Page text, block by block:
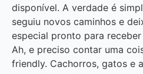
disponível. A verdade é
seguiu novos caminhos e
especial pronto para
Ah, e preciso contar uma
friendly. Cachorros, gatos e